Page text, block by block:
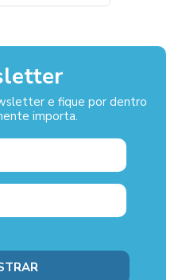
e fique por dentro
importa.